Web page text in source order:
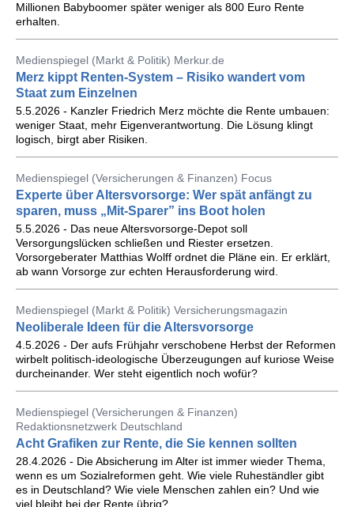
Millionen Babyboomer später weniger als 800 Euro Rente
erhalten.
Medienspiegel (Markt & Politik) Merkur.de
Merz kippt Renten-System – Risiko wandert vom
Staat zum Einzelnen
5.5.2026 - Kanzler Friedrich Merz möchte die Rente umbauen:
weniger Staat, mehr Eigenverantwortung. Die Lösung klingt
logisch, birgt aber Risiken.
Medienspiegel (Versicherungen & Finanzen) Focus
Experte über Altersvorsorge: Wer spät anfängt zu
sparen, muss „Mit-Sparer” ins Boot holen
5.5.2026 - Das neue Altersvorsorge-Depot soll
Versorgungslücken schließen und Riester ersetzen.
Vorsorgeberater Matthias Wolff ordnet die Pläne ein. Er erklärt,
ab wann Vorsorge zur echten Herausforderung wird.
Medienspiegel (Markt & Politik) Versicherungsmagazin
Neoliberale Ideen für die Altersvorsorge
4.5.2026 - Der aufs Frühjahr verschobene Herbst der Reformen
wirbelt politisch-ideologische Überzeugungen auf kuriose Weise
durcheinander. Wer steht eigentlich noch wofür?
Medienspiegel (Versicherungen & Finanzen)
Redaktionsnetzwerk Deutschland
Acht Grafiken zur Rente, die Sie kennen sollten
28.4.2026 - Die Absicherung im Alter ist immer wieder Thema,
wenn es um Sozialreformen geht. Wie viele Ruheständler gibt
es in Deutschland? Wie viele Menschen zahlen ein? Und wie
viel bleibt bei der Rente übrig?